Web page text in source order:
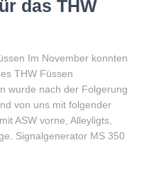
das THW
Im November konnten
THW Füssen
wurde nach der Folgerung
von uns mit folgender
ASW vorne, Alleyligts,
Signalgenerator MS 350